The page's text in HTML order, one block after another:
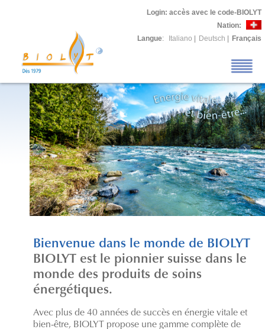
Login: accès avec le code-BIOLYT
Nation:
Langue: Italiano Deutsch Français
Bienvenue dans le monde de BIOLYT
BIOLYT est le pionnier suisse dans le
monde des produits de soins
énergétiques.
Avec plus de 40 années de succès en énergie vitale et
bien-être, BIOLYT propose une gamme complète de